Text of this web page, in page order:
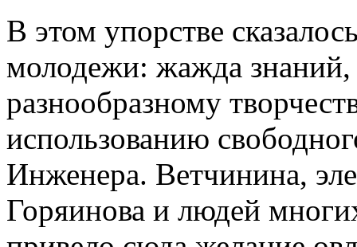
В этом упорстве
молодежи: жажда знаний,
разнообразному
использованию
Инженера. Ветчинина,
Горяинова и людей